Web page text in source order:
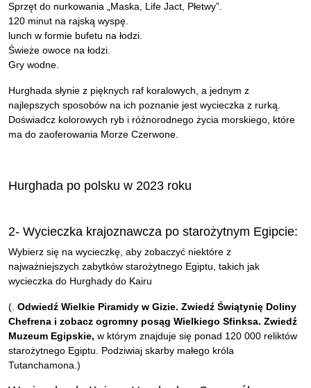
Sprzęt do nurkowania „Maska, Life Jact, Płetwy”.
120 minut na rajską wyspę.
lunch w formie bufetu na łodzi.
Świeże owoce na łodzi.
Gry wodne.
Hurghada słynie z pięknych raf koralowych, a jednym z
najlepszych sposobów na ich poznanie jest wycieczka z rurką.
Doświadcz kolorowych ryb i różnorodnego życia morskiego, które
ma do zaoferowania Morze Czerwone.
Hurghada po polsku w 2023 roku
2- Wycieczka krajoznawcza po starożytnym Egipcie:
Wybierz się na wycieczkę, aby zobaczyć niektóre z
najważniejszych zabytków starożytnego Egiptu, takich jak
wycieczka do Hurghady do Kairu
(. Odwiedź Wielkie Piramidy w Gizie. Zwiedź Świątynię Doliny
Chefrena i zobacz ogromny posąg Wielkiego Sfinksa. Zwiedź
Muzeum Egipskie, w którym znajduje się ponad 120 000 reliktów
starożytnego Egiptu. Podziwiaj skarby małego króla
Tutanchamona.)